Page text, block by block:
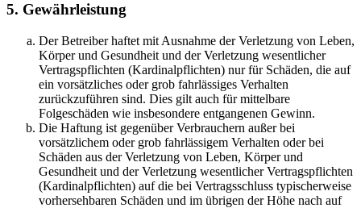
5. Gewährleistung
Der Betreiber haftet mit Ausnahme der Verletzung von Leben,
Körper und Gesundheit und der Verletzung wesentlicher
Vertragspflichten (Kardinalpflichten) nur für Schäden, die auf
ein vorsätzliches oder grob fahrlässiges Verhalten
zurückzuführen sind. Dies gilt auch für mittelbare
Folgeschäden wie insbesondere entgangenen Gewinn.
Die Haftung ist gegenüber Verbrauchern außer bei
vorsätzlichem oder grob fahrlässigem Verhalten oder bei
Schäden aus der Verletzung von Leben, Körper und
Gesundheit und der Verletzung wesentlicher Vertragspflichten
(Kardinalpflichten) auf die bei Vertragsschluss typischerweise
vorhersehbaren Schäden und im übrigen der Höhe nach auf